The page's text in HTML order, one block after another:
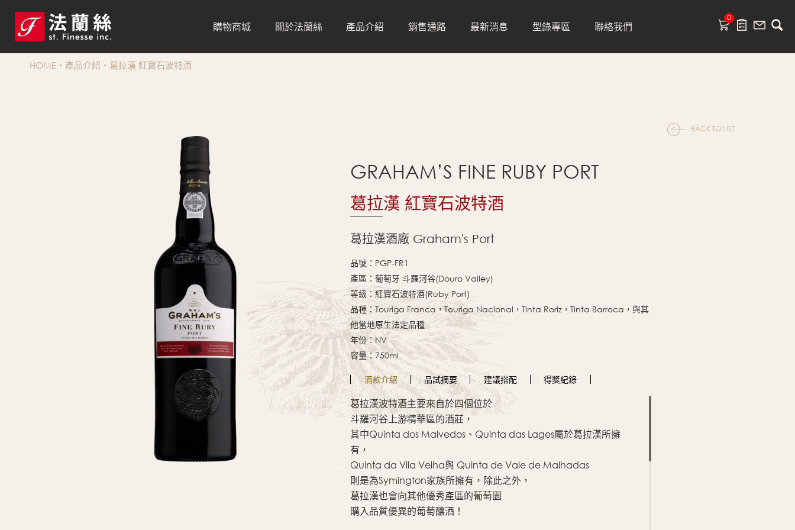
購物商城 關於法蘭絲 產品介紹 銷售通路
餐飲通路
最新消息 型錄專區 聯絡我們
0
HOME 產品介紹 葛拉漢 紅寶石波特酒
BACK TO LIST
GRAHAM’S FINE RUBY PORT
葛拉漢 紅寶石波特酒
葛拉漢酒廠 Graham's Port
品號：PGP-FR1
產區：葡萄牙 斗羅河谷(Douro Valley)
等級：紅寶石波特酒(Ruby Port)
品種：Touriga Franca，Touriga Nacional，Tinta Roriz，Tinta Barroca，與其
他當地原生法定品種
年份：NV
容量：750ml
酒款介紹 品試摘要 建議搭配 得獎紀錄
2003 Robert Parker, WINE BUYING GUIDE “Rating Portugal’s
producers of Port…Graham 5 STAR (Outstanding)”
葛拉漢波特酒主要來自於四個位於
斗羅河谷上游精華區的酒莊，
其中Quinta dos Malvedos、Quinta das Lages屬於葛拉漢所擁
有，
Quinta da Vila Velha與 Quinta de Vale de Malhadas
則是為Symington家族所擁有，除此之外，
葛拉漢也會向其他優秀產區的葡萄園
購入品質優異的葡萄釀酒！